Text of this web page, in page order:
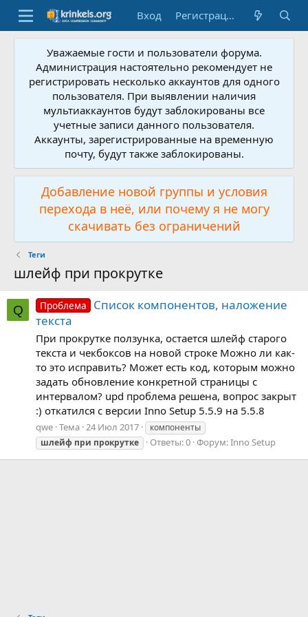
Вход Регистрация
Уважаемые гости и пользователи форума.
Администрация настоятельно рекомендует не
регистрировать несколько аккаунтов для одного
пользователя. При выявлении наличия
мультиаккаунтов будут заблокированы все
учетные записи данного пользователя.
Аккаунты, зарегистрированные на временную
почту, будут также заблокированы.
Добавление новой группы и условия
перехода в неё, или почему я не могу
скачивать без ограничений
Теги
шлейф при прокрутке
Q Проблема
Список компонентов, наложение
текста
При прокрутке ползунка, остается шлейф старого
текста и чекбоксов на новой строке Можно ли как-
то это исправить? Может есть код, которым можно
задать обновление конкретной страницы с
интервалом? upd проблема решена, вопрос закрыт
:) откатился с версии Inno Setup 5.5.9 на 5.5.8
qwe Тема 24 Июл 2017
компоненты
шлейф при прокрутке Ответы: 0 Форум:Inno Setup